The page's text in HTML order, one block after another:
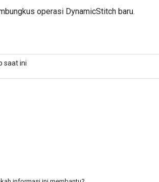
operasi DynamicStitch baru.
saat ini